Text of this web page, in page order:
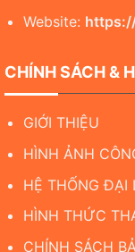
Website:
CHÍNH SÁCH &
GIỚI THIỆU
HÌNH ẢNH
HỆ THỐNG ĐẠI
HÌNH THỨC
CHÍNH SÁCH